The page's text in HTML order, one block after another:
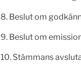
8. Beslut om
9. Beslut om
10. Stämmans